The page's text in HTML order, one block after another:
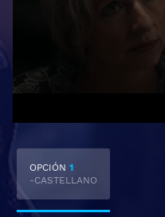
OPCIÓN 1
-CASTELLANO